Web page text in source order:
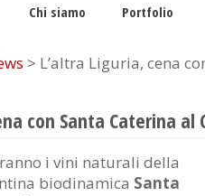
Chi siamo Portfolio
> L’altra Liguria, cena
con Santa Caterina
i vini naturali della
biodinamica Santa